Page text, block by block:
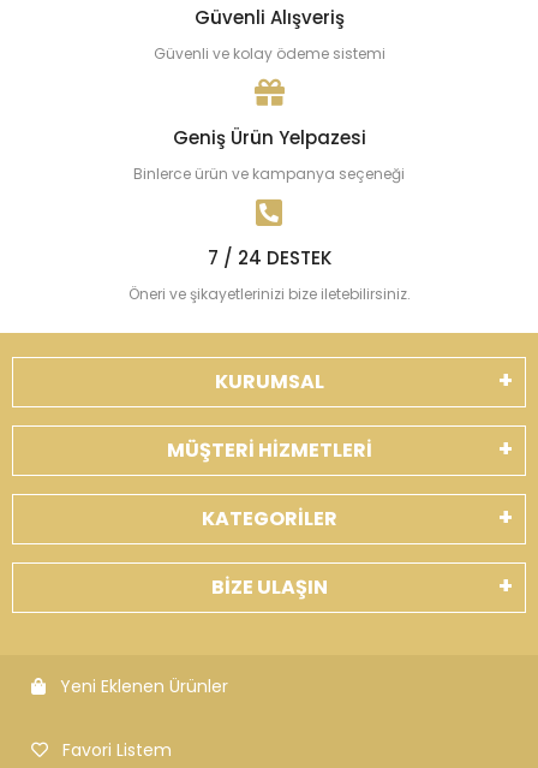
Güvenli Alışveriş
Güvenli ve kolay ödeme sistemi
Geniş Ürün Yelpazesi
Binlerce ürün ve kampanya seçeneği
7 / 24 DESTEK
Öneri ve şikayetlerinizi bize iletebilirsiniz.
KURUMSAL
MÜŞTERİ HİZMETLERİ
KATEGORİLER
BİZE ULAŞIN
Yeni Eklenen Ürünler
Favori Listem